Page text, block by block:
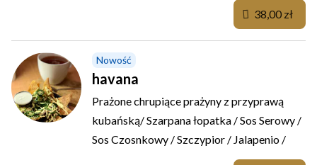
Nowość
havana
Prażone chrupiące prażyny z przyprawą
kubańską/ Szarpana łopatka / Sos Serowy /
Sos Czosnkowy / Szczypior / Jalapenio /